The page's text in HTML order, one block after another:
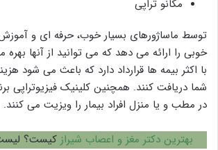
مکانو تراپی
توسط ماساژورهای بسیار خوب، حرفه ای و
خوبی را ارائه می دهد که می توانید از آنها بهره
با اکثر بیمه ها قرارداد دارد که باعث می شود
شما دریافت کنند. همچنین کلینیک فیزیوتراپی
در مطب و یا منزل افراد بیمار را ویزیت می کنند.
بهترین دکتر مغز و اعصاب شیراز کیست؟ لیست 10 تایی